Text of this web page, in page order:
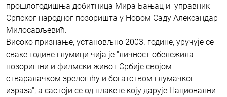
прошлогодишња добитница Мира Бањац и управник
Српског народног позоришта у Новом Саду Александар
Милосављевић.
Високо признање, установљно 2003. године, уручује се
сваке године глумици чија је "личност обележила
позоришни и филмски живот Србије својом
стваралачком зрелошћу и богатством глумачког
израза", а састоји се од плакете коју дарује Национални